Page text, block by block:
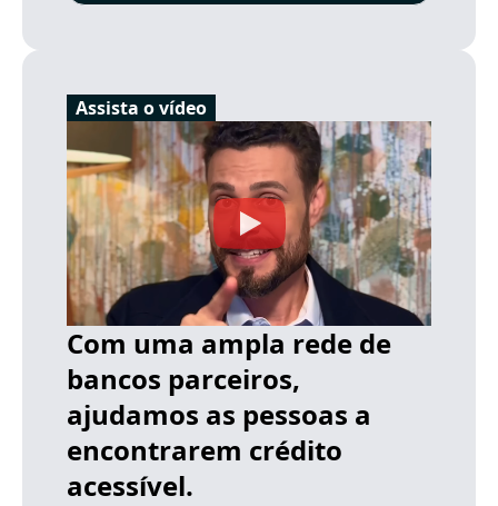
Assista o vídeo
Com uma ampla rede de
bancos parceiros,
ajudamos as pessoas a
encontrarem crédito
acessível.